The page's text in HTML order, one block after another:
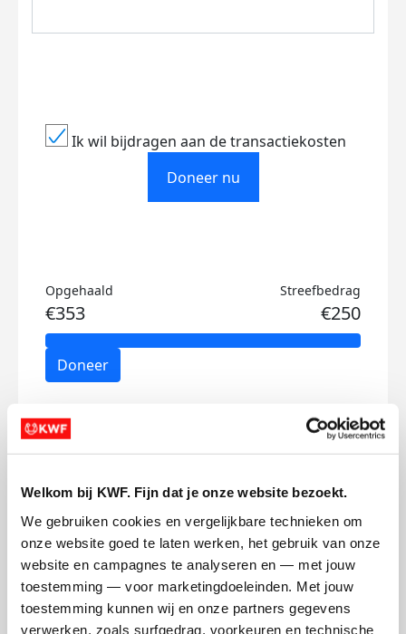
Welkom bij KWF. Fijn dat je onze website bezoekt.
We gebruiken cookies en vergelijkbare technieken om
onze website goed te laten werken, het gebruik van onze
website en campagnes te analyseren en — met jouw
toestemming — voor marketingdoeleinden. Met jouw
toestemming kunnen wij en onze partners gegevens
verwerken, zoals surfgedrag, voorkeuren en technische
Ik wil bijdragen aan de transactiekosten
Doneer nu
Opgehaald
€353
Streefbedrag
€250
Doneer